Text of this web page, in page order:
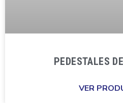
PEDESTALES
VER